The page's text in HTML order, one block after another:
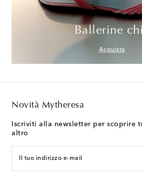
Ballerine
Acquista
Novità Mytheresa
Iscriviti alla newsletter per scoprire
altro
Il tuo indirizzo e-mail